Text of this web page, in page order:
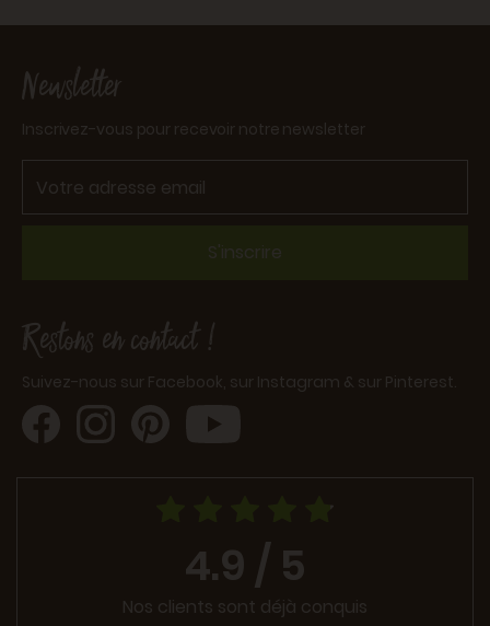
Newsletter
Inscrivez-vous pour recevoir notre newsletter
S'inscrire
Restons en contact !
Suivez-nous sur Facebook, sur Instagram & sur Pinterest.
4.9 / 5
Nos clients sont déjà conquis